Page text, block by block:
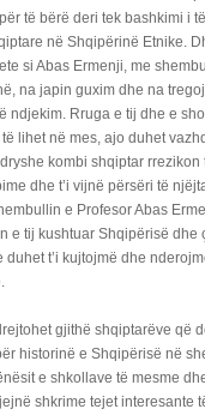
të bërë deri tek bashkimi i
në Shqipërinë Etnike.
si Abas Ermenji, me
na japin guxim dhe na
ndjekim. Rruga e tij dhe e
lihet në mes, ajo duhet
kombi shqiptar rrezikon
dhe t’i vijnë përsëri të
e Profesor Abas
e tij kushtuar Shqipërisë dhe
duhet t’i kujtojmë dhe
gjithë shqiptarëve që
historinë e Shqipërisë në
e shkollave të mesme
shkrime tejet interesante